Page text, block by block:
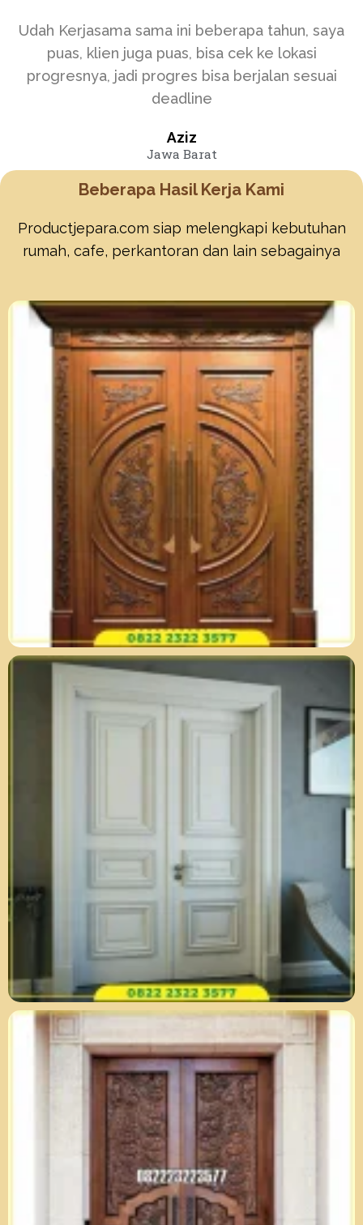
Udah Kerjasama sama ini beberapa tahun, saya
puas, klien juga puas, bisa cek ke lokasi
progresnya, jadi progres bisa berjalan sesuai
deadline
Aziz
Jawa Barat
Beberapa Hasil Kerja Kami
Productjepara.com siap melengkapi kebutuhan
rumah, cafe, perkantoran dan lain sebagainya